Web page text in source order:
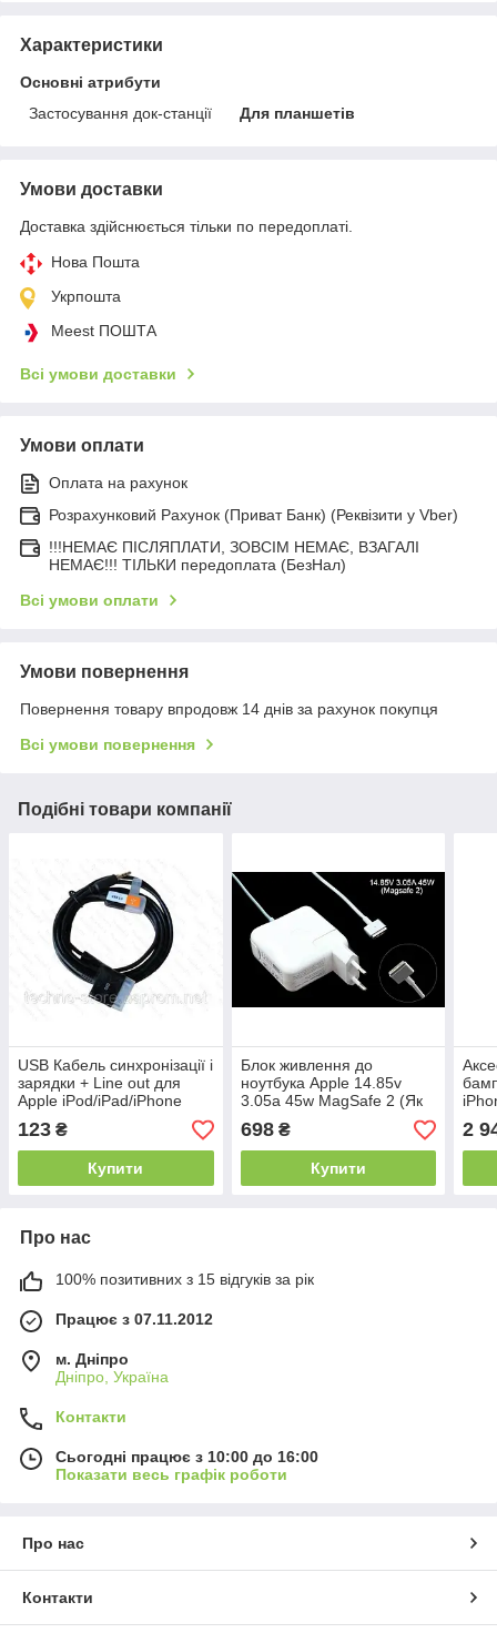
Характеристики
Основні атрибути
Застосування док-станції
Для планшетів
Умови доставки
Доставка здійснюється тільки по передоплаті.
Нова Пошта
Укрпошта
Meest ПОШТА
Всі умови доставки
Умови оплати
Оплата на рахунок
Розрахунковий Рахунок (Приват Банк) (Реквізити у Vber)
!!!НЕМАЄ ПІСЛЯПЛАТИ, ЗОВСІМ НЕМАЄ, ВЗАГАЛІ
НЕМАЄ!!! ТІЛЬКИ передоплата (БезНал)
Всі умови оплати
Умови повернення
Повернення товару впродовж 14 днів за рахунок покупця
Всі умови повернення
Подібні товари компанії
USB Кабель синхронізації і
зарядки + Line out для
Apple iPod/iPad/iPhone
(Чорний)
123 ₴
Купити
Блок живлення до
ноутбука Apple 14.85v
3.05a 45w MagSafe 2 (Як
оригінал) 1 день гар.
698₴
Купити
2
Про нас
100% позитивних з 15 відгуків за рік
Працює з 07.11.2012
м. Дніпро
Дніпро, Україна
Контакти
Сьогодні працює з 10:00 до 16:00
Показати весь графік роботи
Про нас
Контакти